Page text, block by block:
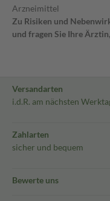
Arzneimittel
Zu Risiken und
und fragen Sie Ihre
Versandarten
i.d.R. am nächsten
Zahlarten
sicher und bequem
Bewerte uns